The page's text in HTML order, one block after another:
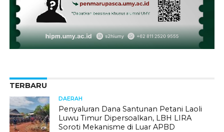
TERBARU
DAERAH
Penyaluran Dana Santunan Petani Laoli
Luwu Timur Dipersoalkan, LBH LIRA
Soroti Mekanisme di Luar APBD